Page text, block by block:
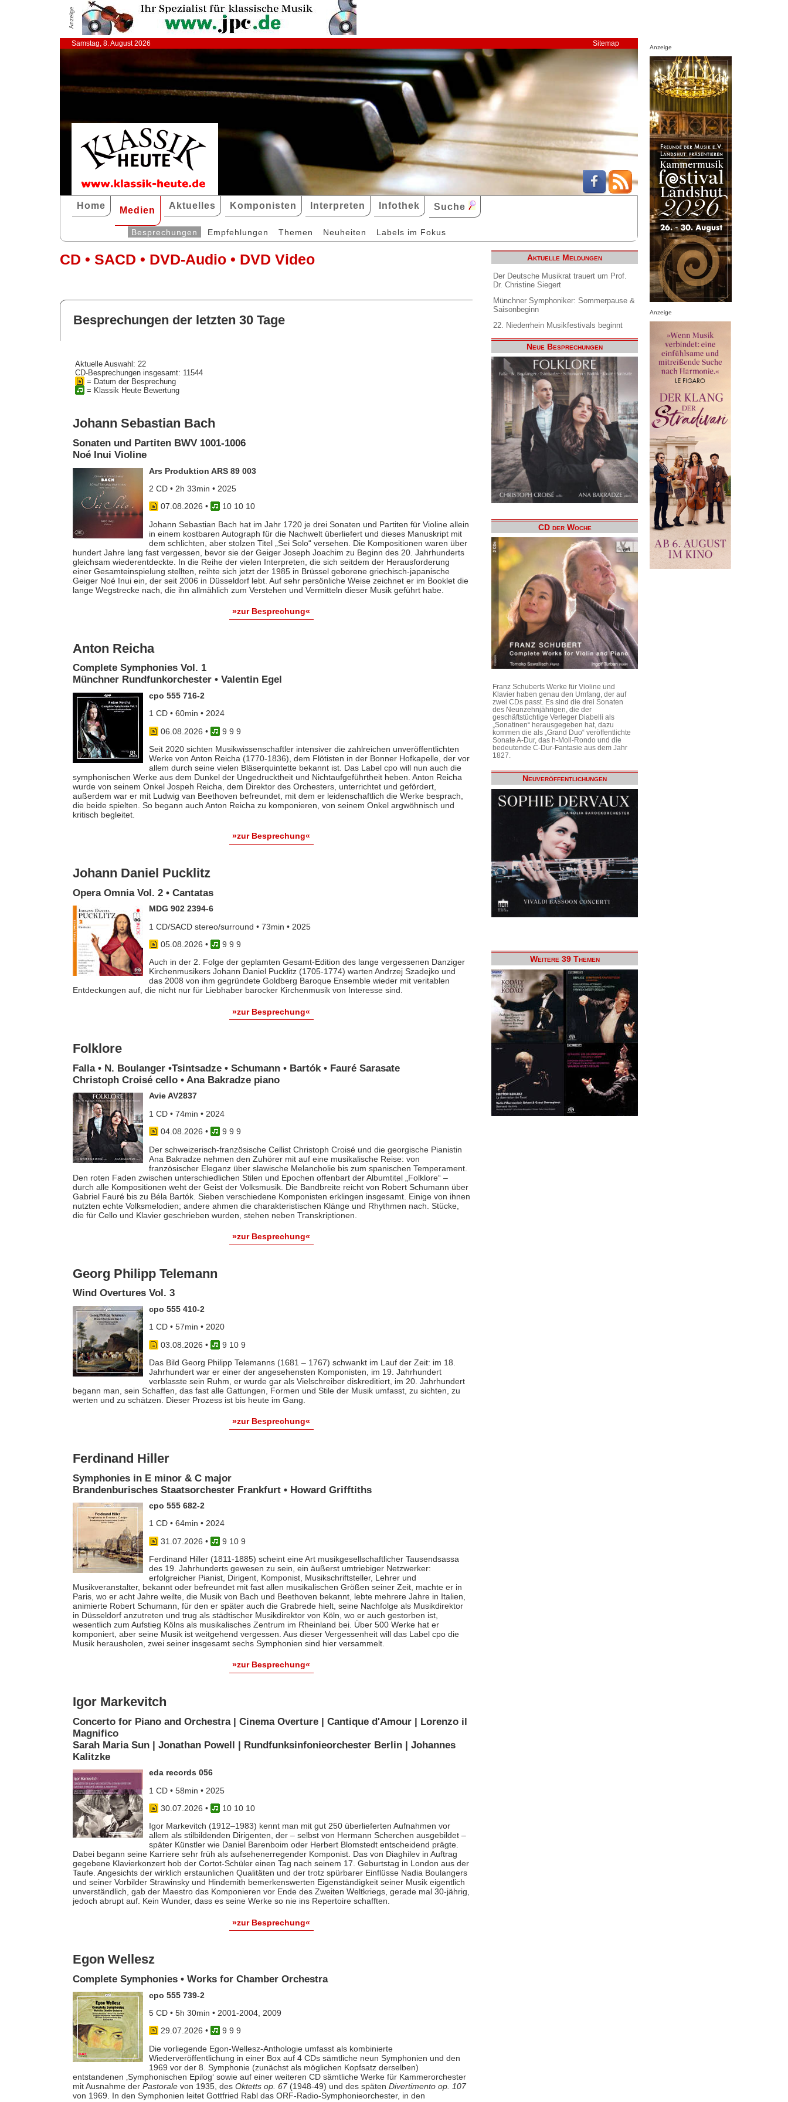
Anzeige
Samstag, 8. August 2026 Sitemap
Home Medien Aktuelles Komponisten Interpreten Infothek Suche
Besprechungen Empfehlungen Themen Neuheiten Labels im Fokus
CD • SACD • DVD-Audio • DVD Video
Besprechungen der letzten 30 Tage
Aktuelle Auswahl: 22
CD-Besprechungen insgesamt: 11544
= Datum der Besprechung
= Klassik Heute Bewertung
Johann Sebastian Bach
Sonaten und Partiten BWV 1001-1006
Noé Inui Violine
Ars Produktion ARS 89 003
2 CD • 2h 33min • 2025
07.08.2026 •
10 10 10
Johann Sebastian Bach hat im Jahr 1720 je drei Sonaten und Partiten für Violine allein
in einem kostbaren Autograph für die Nachwelt überliefert und dieses Manuskript mit
dem schlichten, aber stolzen Titel „Sei Solo“ versehen. Die Kompositionen waren über
hundert Jahre lang fast vergessen, bevor sie der Geiger Joseph Joachim zu Beginn des 20. Jahrhunderts
gleichsam wiederentdeckte. In die Reihe der vielen Interpreten, die sich seitdem der Herausforderung
einer Gesamteinspielung stellten, reihte sich jetzt der 1985 in Brüssel geborene griechisch-japanische
Geiger Noé Inui ein, der seit 2006 in Düsseldorf lebt. Auf sehr persönliche Weise zeichnet er im Booklet die
lange Wegstrecke nach, die ihn allmählich zum Verstehen und Vermitteln dieser Musik geführt habe.
»zur Besprechung«
Anton Reicha
Complete Symphonies Vol. 1
Münchner Rundfunkorchester • Valentin Egel
cpo 555 716-2
1 CD • 60min • 2024
06.08.2026 •
9 9 9
Seit 2020 sichten Musikwissenschaftler intensiver die zahlreichen unveröffentlichten
Werke von Anton Reicha (1770-1836), dem Flötisten in der Bonner Hofkapelle, der vor
allem durch seine vielen Bläserquintette bekannt ist. Das Label cpo will nun auch die
symphonischen Werke aus dem Dunkel der Ungedrucktheit und Nichtaufgeführtheit heben. Anton Reicha
wurde von seinem Onkel Jospeh Reicha, dem Direktor des Orchesters, unterrichtet und gefördert,
außerdem war er mit Ludwig van Beethoven befreundet, mit dem er leidenschaftlich die Werke besprach,
die beide spielten. So begann auch Anton Reicha zu komponieren, von seinem Onkel argwöhnisch und
kritisch begleitet.
»zur Besprechung«
Johann Daniel Pucklitz
Opera Omnia Vol. 2 • Cantatas
MDG 902 2394-6
1 CD/SACD stereo/surround • 73min • 2025
05.08.2026 •
9 9 9
Auch in der 2. Folge der geplamten Gesamt-Edition des lange vergessenen Danziger
Kirchenmusikers Johann Daniel Pucklitz (1705-1774) warten Andrzej Szadejko und
das 2008 von ihm gegründete Goldberg Baroque Ensemble wieder mit veritablen
Entdeckungen auf, die nicht nur für Liebhaber barocker Kirchenmusik von Interesse sind.
»zur Besprechung«
Folklore
Falla • N. Boulanger •Tsintsadze • Schumann • Bartók • Fauré Sarasate
Christoph Croisé cello • Ana Bakradze piano
Avie AV2837
1 CD • 74min • 2024
04.08.2026 •
9 9 9
Der schweizerisch-französische Cellist Christoph Croisé und die georgische Pianistin
Ana Bakradze nehmen den Zuhörer mit auf eine musikalische Reise: von
französischer Eleganz über slawische Melancholie bis zum spanischen Temperament.
Den roten Faden zwischen unterschiedlichen Stilen und Epochen offenbart der Albumtitel „Folklore“ –
durch alle Kompositionen weht der Geist der Volksmusik. Die Bandbreite reicht von Robert Schumann über
Gabriel Fauré bis zu Béla Bartók. Sieben verschiedene Komponisten erklingen insgesamt. Einige von ihnen
nutzten echte Volksmelodien; andere ahmen die charakteristischen Klänge und Rhythmen nach. Stücke,
die für Cello und Klavier geschrieben wurden, stehen neben Transkriptionen.
»zur Besprechung«
Georg Philipp Telemann
Wind Overtures Vol. 3
cpo 555 410-2
1 CD • 57min • 2020
03.08.2026 •
9 10 9
Das Bild Georg Philipp Telemanns (1681 – 1767) schwankt im Lauf der Zeit: im 18.
Jahrhundert war er einer der angesehensten Komponisten, im 19. Jahrhundert
verblasste sein Ruhm, er wurde gar als Vielschreiber diskreditiert, im 20. Jahrhundert
begann man, sein Schaffen, das fast alle Gattungen, Formen und Stile der Musik umfasst, zu sichten, zu
werten und zu schätzen. Dieser Prozess ist bis heute im Gang.
»zur Besprechung«
Ferdinand Hiller
Symphonies in E minor & C major
Brandenburisches Staatsorchester Frankfurt • Howard Grifftiths
cpo 555 682-2
1 CD • 64min • 2024
31.07.2026 •
9 10 9
Ferdinand Hiller (1811-1885) scheint eine Art musikgesellschaftlicher Tausendsassa
des 19. Jahrhunderts gewesen zu sein, ein äußerst umtriebiger Netzwerker:
erfolgreicher Pianist, Dirigent, Komponist, Musikschriftsteller, Lehrer und
Musikveranstalter, bekannt oder befreundet mit fast allen musikalischen Größen seiner Zeit, machte er in
Paris, wo er acht Jahre weilte, die Musik von Bach und Beethoven bekannt, lebte mehrere Jahre in Italien,
animierte Robert Schumann, für den er später auch die Grabrede hielt, seine Nachfolge als Musikdirektor
in Düsseldorf anzutreten und trug als städtischer Musikdirektor von Köln, wo er auch gestorben ist,
wesentlich zum Aufstieg Kölns als musikalisches Zentrum im Rheinland bei. Über 500 Werke hat er
komponiert, aber seine Musik ist weitgehend vergessen. Aus dieser Vergessenheit will das Label cpo die
Musik herausholen, zwei seiner insgesamt sechs Symphonien sind hier versammelt.
»zur Besprechung«
Igor Markevitch
Concerto for Piano and Orchestra | Cinema Overture | Cantique d'Amour | Lorenzo il
Magnifico
Sarah Maria Sun | Jonathan Powell | Rundfunksinfonieorchester Berlin | Johannes
Kalitzke
eda records 056
1 CD • 58min • 2025
30.07.2026 •
10 10 10
Igor Markevitch (1912–1983) kennt man mit gut 250 überlieferten Aufnahmen vor
allem als stilbildenden Dirigenten, der – selbst von Hermann Scherchen ausgebildet –
später Künstler wie Daniel Barenboim oder Herbert Blomstedt entscheidend prägte.
Dabei begann seine Karriere sehr früh als aufsehenerregender Komponist. Das von Diaghilev in Auftrag
gegebene Klavierkonzert hob der Cortot-Schüler einen Tag nach seinem 17. Geburtstag in London aus der
Taufe. Angesichts der wirklich erstaunlichen Qualitäten und der trotz spürbarer Einflüsse Nadia Boulangers
und seiner Vorbilder Strawinsky und Hindemith bemerkenswerten Eigenständigkeit seiner Musik eigentlich
unverständlich, gab der Maestro das Komponieren vor Ende des Zweiten Weltkriegs, gerade mal 30-jährig,
jedoch abrupt auf. Kein Wunder, dass es seine Werke so nie ins Repertoire schafften.
»zur Besprechung«
Egon Wellesz
Complete Symphonies • Works for Chamber Orchestra
cpo 555 739-2
5 CD • 5h 30min • 2001-2004, 2009
29.07.2026 •
9 9 9
Die vorliegende Egon-Wellesz-Anthologie umfasst als kombinierte
Wiederveröffentlichung in einer Box auf 4 CDs sämtliche neun Symphonien und den
1969 vor der 8. Symphonie (zunächst als möglichen Kopfsatz derselben)
entstandenen ‚Symphonischen Epilog‘ sowie auf einer weiteren CD sämtliche Werke für Kammerorchester
mit Ausnahme der Pastoralevon 1935, des Oktetts op. 67(1948-49) und des späten Divertimento op. 107
von 1969. In den Symphonien leitet Gottfried Rabl das ORF-Radio-Symphonieorchester, in den
Aktuelle Meldungen
Der Deutsche Musikrat trauert um Prof.
Dr. Christine Siegert
Münchner Symphoniker: Sommerpause &
Saisonbeginn
22. Niederrhein Musikfestivals beginnt
Neue Besprechungen
CD der Woche
Franz Schuberts Werke für Violine und
Klavier haben genau den Umfang, der auf
zwei CDs passt. Es sind die drei Sonaten
des Neunzehnjährigen, die der
geschäftstüchtige Verleger Diabelli als
„Sonatinen“ herausgegeben hat, dazu
kommen die als „Grand Duo“ veröffentlichte
Sonate A-Dur, das h-Moll-Rondo und die
bedeutende C-Dur-Fantasie aus dem Jahr
1827.
Neuveröffentlichungen
Weitere 39 Themen
Anzeige
Anzeige